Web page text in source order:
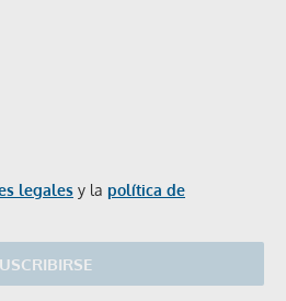
legales y la política de